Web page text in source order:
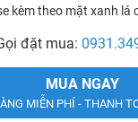
kèm theo mặt xanh lá
đặt mua:
MUA NGAY
MIỄN PHÍ - THANH